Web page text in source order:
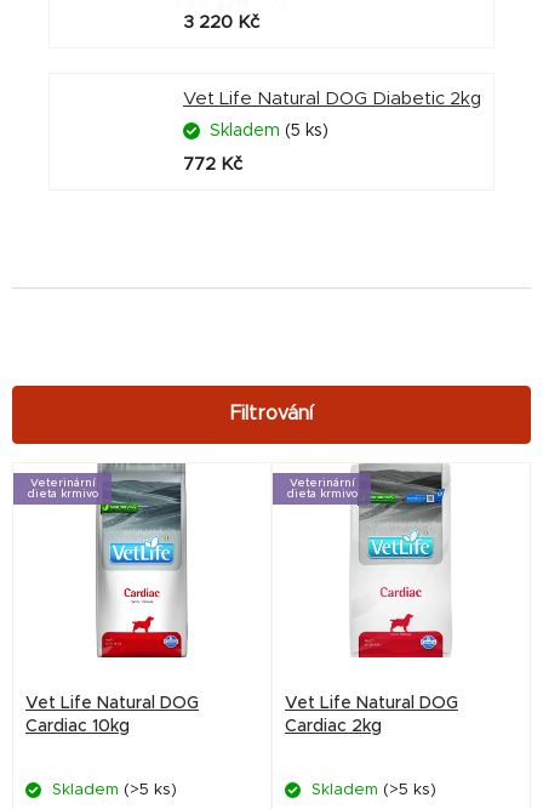
3 220 Kč
Vet Life Natural DOG Diabetic 2kg
Skladem (5 ks)
772 Kč
V
o
Veterinární
dieta krmivo
Vet Life Natural DOG
Cardiac 10kg
Skladem (>5 ks)
Veterinární
dieta krmivo
Vet Life Natural DOG
Cardiac 2kg
Skladem (>5 ks)